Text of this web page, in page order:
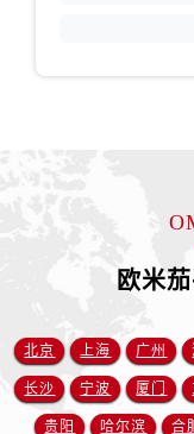
欧米
北京 上海 广州
长沙 宁波 厦门
贵阳 哈尔滨 合